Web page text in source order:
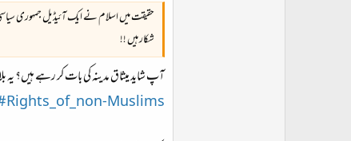
حقیقت میں اسلام نے ایک آئیڈیل جمہوری
شکار ہیں !!
آپ شاید میثاق مدینہ کی بات کر رہے ہیں؟ یہ
Muslims